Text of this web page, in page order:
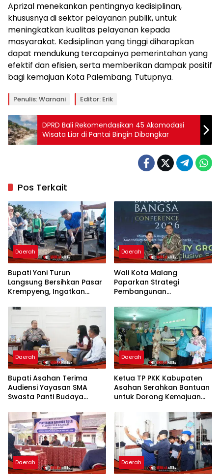
Aprizal menekankan pentingnya kedisiplinan,
khususnya di sektor pelayanan publik, untuk
meningkatkan kualitas pelayanan kepada
masyarakat. Kedisiplinan yang tinggi diharapkan
dapat mendukung tercapainya pemerintahan yang
efektif dan efisien, serta memberikan dampak positif
bagi kemajuan Kota Palembang. Tutupnya.
Penulis: Warnani Editor: Erik
DPRD Bali Rekomendasikan 45 Akomodasi
Wisata Liar di Pantai Bingin Dibongkar
Pos Terkait
Daerah
Bupati Yani Turun
Langsung Bersihkan Pasar
Krempyeng, Ingatkan
Panjang
Daerah
Wali Kota Malang
Paparkan Strategi
Pembangunan
Nasional CNN Indonesia
Daerah
Bupati Asahan Terima
Audiensi Yayasan SMA
Swasta Panti Budaya
Grace Natalie Sagala
Daerah
Ketua TP PKK Kabupaten
Asahan Serahkan Bantuan
untuk Dorong Kemajuan
Sentang
Daerah Daerah